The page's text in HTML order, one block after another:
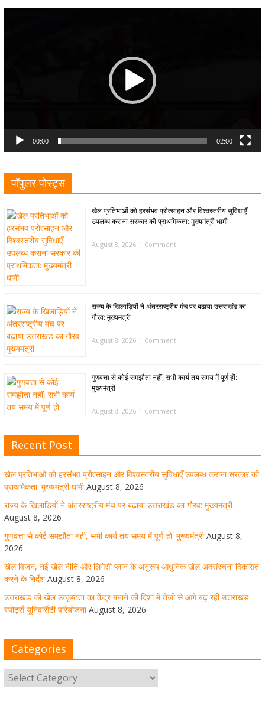
00:00 02:00
पॉपुलर पोस्ट्स
खेल प्रतिभाओं को हरसंभव प्रोत्साहन और विश्वस्तरीय सुविधाएँ
उपलब्ध कराना सरकार की प्राथमिकता: मुख्यमंत्री धामी
August 8, 2026 1 Comment
राज्य के खिलाड़ियों ने अंतरराष्ट्रीय मंच पर बढ़ाया उत्तराखंड का
गौरव: मुख्यमंत्री
August 8, 2026 1 Comment
गुणवत्ता से कोई समझौता नहीं, सभी कार्य तय समय में पूर्ण हों:
मुख्यमंत्री
August 8, 2026 1 Comment
अवसंरचना विकसित करने के निर्देश
August 8, 2026 1 Comment
उत्तराखंड को खेल उत्कृष्टता का केंद्र बनाने की दिशा में तेजी से आगे
बढ़ रही उत्तराखंड स्पोर्ट्स यूनिवर्सिटी परियोजना
August 8, 2026 1 Comment
मुख्य सचिव ने कहा- कौशल विकास से संबंधित सभी विभाग एक
Recent Post
खेल प्रतिभाओं को हरसंभव प्रोत्साहन और विश्वस्तरीय सुविधाएँ उपलब्ध कराना सरकार की
प्राथमिकता: मुख्यमंत्री धामी August 8, 2026
राज्य के खिलाड़ियों ने अंतरराष्ट्रीय मंच पर बढ़ाया उत्तराखंड का गौरव: मुख्यमंत्री
August 8, 2026
गुणवत्ता से कोई समझौता नहीं, सभी कार्य तय समय में पूर्ण हों: मुख्यमंत्री August 8,
2026
खेल विजन, नई खेल नीति और लिगेसी प्लान के अनुरूप आधुनिक खेल अवसंरचना विकसित
करने के निर्देश August 8, 2026
उत्तराखंड को खेल उत्कृष्टता का केंद्र बनाने की दिशा में तेजी से आगे बढ़ रही उत्तराखंड
स्पोर्ट्स यूनिवर्सिटी परियोजना August 8, 2026
Categories